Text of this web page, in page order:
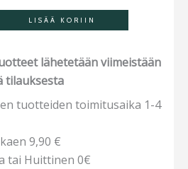
LISÄÄ KORIIN
lähetetään viimeistään
tilauksesta
tuotteiden toimitusaika 1-4
9,90 €
tai Huittinen 0€